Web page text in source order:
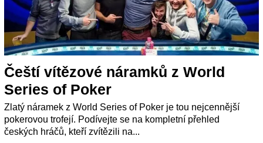
Čeští vítězové náramků z World
Series of Poker
Zlatý náramek z World Series of Poker je tou nejcennější
pokerovou trofejí. Podívejte se na kompletní přehled
českých hráčů, kteří zvítězili na...